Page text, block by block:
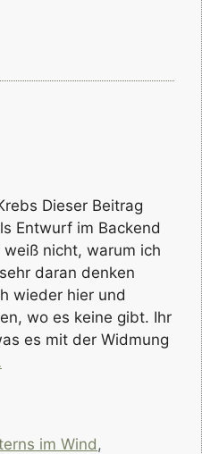
Dieser Beitrag
Entwurf im Backend
nicht, warum ich
daran denken
wieder hier und
wo es keine gibt. Ihr
es mit der Widmung
im Wind,